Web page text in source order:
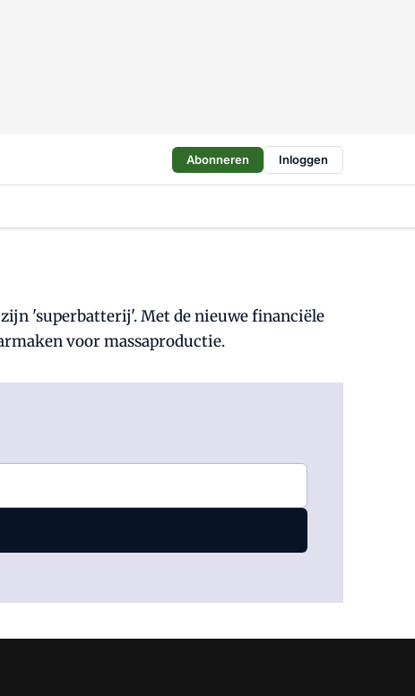
Abonneren Inloggen
'superbatterij'. Met de nieuwe financiële
voor massaproductie.